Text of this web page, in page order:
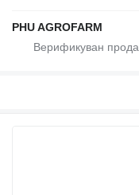
PHU AGROFARM